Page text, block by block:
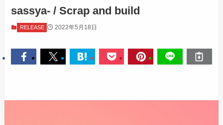
sassya- / Scrap and build
RELEASE 2022年5月18日